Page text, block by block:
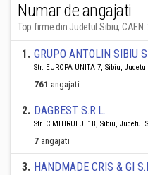
Numar de angajati
Top firme din Judetul Sibiu,
1. GRUPO ANTOLIN SIBIU
Str. EUROPA UNITA 7, Sibiu,
761 angajati
2. DAGBEST S.R.L.
Str. CIMITIRULUI 1B, Sibiu, Judetul
7 angajati
3. HANDMADE CRIS & GI